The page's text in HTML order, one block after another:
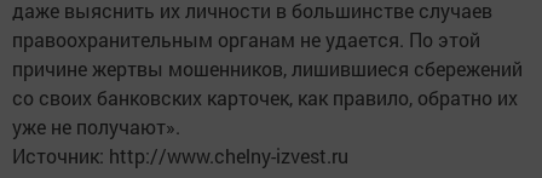
даже выяснить их личности в большинстве случаев
правоохранительным органам не удается. По этой
причине жертвы мошенников, лишившиеся сбережений
со своих банковских карточек, как правило, обратно их
уже не получают».
Источник: http://www.chelny-izvest.ru